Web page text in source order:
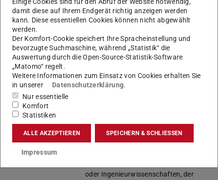
Darmstadt
oder durch eine bestandene
englischsprachige Bachelorthesis.
Einzelne Module und
Lehrveranstaltungen können in
deutscher Sprache angeboten werden.
wissenschaftliche Literatur in Englisch
zu lesen und zu bearbeiten ist.
Studienbeginn
Praktikum
studieninternes Praktikum (siehe
Studienplan) = Pr
Zulassung
oder Ingenieurwissenschaften, der
damit diese auf Ihrem Endgerät richtig anzeigen werden
kann. Diese essentiellen Cookies können nicht abgewählt
werden.
Der Komfort-Cookie speichert Ihre Spracheinstellung und
bevorzugte Suchmaschine, während „Statistik“ die
Auswertung durch die Open-Source-Statistik-Software
„Matomo“ regelt.
Weitere Informationen zum Einsatz von Cookies erhalten Sie
in unserer
Datenschutzerklärung.
Nur essentielle
Komfort
Statistiken
ALLE AKZEPTIEREN SPEICHERN & SCHLIESSEN
Impressum